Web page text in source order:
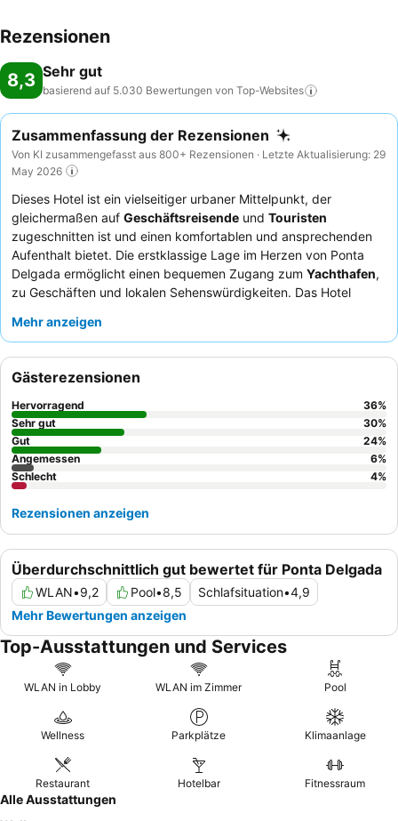
Rezensionen
8,3 Sehr gut
basierend auf 5.030 Bewertungen von Top-Websites
Zusammenfassung der Rezensionen
Von KI zusammengefasst aus 800+ Rezensionen · Letzte Aktualisierung: 29
May 2026
Dieses Hotel ist ein vielseitiger urbaner Mittelpunkt, der
gleichermaßen auf Geschäftsreisende und Touristen
zugeschnitten ist und einen komfortablen und ansprechenden
Aufenthalt bietet. Die erstklassige Lage im Herzen von Ponta
Delgada ermöglicht einen bequemen Zugang zum Yachthafen,
zu Geschäften und lokalen Sehenswürdigkeiten. Das Hotel
warmenInnenpool
Gäste loben stets das
und das reichhaltigeFrühstücksbuffet
umfasst. Für ein wirklich entspannendes Erlebnis sollten Sie ein
Zimmer mit
buchen, um die Aussicht auf die Stadt zu
genießen.
Mehr anzeigen
Überdurchschnittlich gut bewertet für Ponta Delgada
WLAN•9,2 Pool•8,5 Schlafsituation•4,9
Mehr Bewertungen anzeigen
Gästerezensionen
Hervorragend 36%
Sehr gut
30%
Gut
24%
Angemessen
6%
Schlecht
4%
Rezensionen anzeigen
Top-Ausstattungen und Services
WLAN in Lobby WLAN im Zimmer Pool
Wellness Parkplätze Klimaanlage
Restaurant Hotelbar Fitnessraum
Alle Ausstattungen